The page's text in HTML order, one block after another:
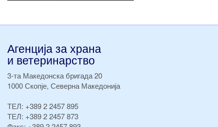
Агенција за храна
и ветеринарство
3-та Македонска бригада 20
1000 Скопје, Северна Македонија
ТЕЛ: +389 2 2457 895
ТЕЛ: +389 2 2457 873